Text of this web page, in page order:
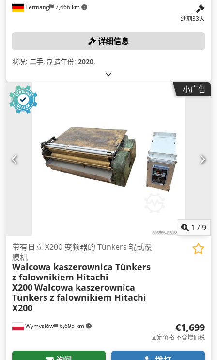
Tettnang 7,466 km
还剩33天
详细信息
状况: 二手, 制造年份: 2020,
小广告
1 /9
Wymysłów 6,695 km
带有日立 X200 变频器的 Tünkers 辊式覆
膜机
Walcowa kaszerownica Tünkers
z falownikiem Hitachi
X200Walcowa kaszerownica
Tünkers z falownikiem Hitachi
X200
€1,699
固定价格 不含增值税